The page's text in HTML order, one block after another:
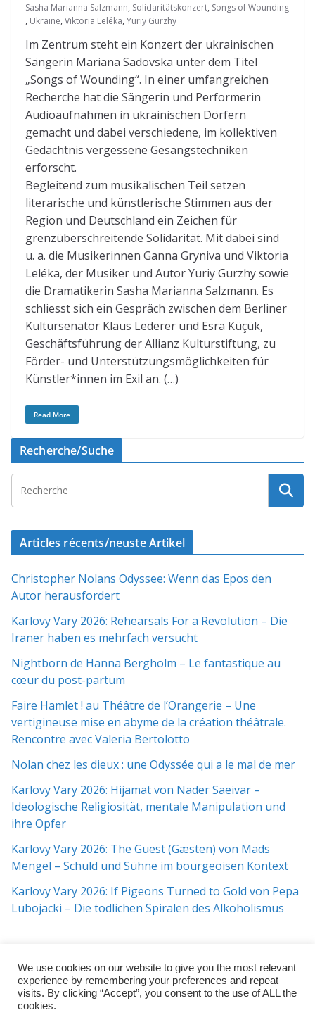
Sasha Marianna Salzmann, Solidaritätskonzert, Songs of Wounding
, Ukraine, Viktoria Leléka, Yuriy Gurzhy
Im Zentrum steht ein Konzert der ukrainischen
Sängerin Mariana Sadovska unter dem Titel
„Songs of Wounding“. In einer umfangreichen
Recherche hat die Sängerin und Performerin
Audioaufnahmen in ukrainischen Dörfern
gemacht und dabei verschiedene, im kollektiven
Gedächtnis vergessene Gesangstechniken
erforscht.
Begleitend zum musikalischen Teil setzen
literarische und künstlerische Stimmen aus der
Region und Deutschland ein Zeichen für
grenzüberschreitende Solidarität. Mit dabei sind
u. a. die Musikerinnen Ganna Gryniva und Viktoria
Leléka, der Musiker und Autor Yuriy Gurzhy sowie
die Dramatikerin Sasha Marianna Salzmann. Es
schliesst sich ein Gespräch zwischen dem Berliner
Kultursenator Klaus Lederer und Esra Küçük,
Geschäftsführung der Allianz Kulturstiftung, zu
Förder- und Unterstützungsmöglichkeiten für
Künstler*innen im Exil an. (…)
Read More
Recherche/Suche
Articles récents/neuste Artikel
Christopher Nolans Odyssee: Wenn das Epos den
Autor herausfordert
Karlovy Vary 2026: Rehearsals For a Revolution – Die
Iraner haben es mehrfach versucht
Nightborn de Hanna Bergholm – Le fantastique au
cœur du post-partum
Faire Hamlet ! au Théâtre de l’Orangerie – Une
vertigineuse mise en abyme de la création théâtrale.
Rencontre avec Valeria Bertolotto
Nolan chez les dieux : une Odyssée qui a le mal de mer
Karlovy Vary 2026: Hijamat von Nader Saeivar​​ –
Ideologische Religiosität, mentale Manipulation und
ihre Opfer
Karlovy Vary 2026: The Guest (Gæsten) von Mads
Mengel – Schuld und Sühne im bourgeoisen Kontext
Karlovy Vary 2026: If Pigeons Turned to Gold von Pepa
Lubojacki – Die tödlichen Spiralen des Alkoholismus
We use cookies on our website to give you the most relevant
experience by remembering your preferences and repeat
visits. By clicking “Accept”, you consent to the use of ALL the
cookies.